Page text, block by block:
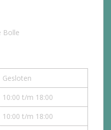
Bolle
Gesloten
10:00 t/m 18:00
10:00 t/m 18:00